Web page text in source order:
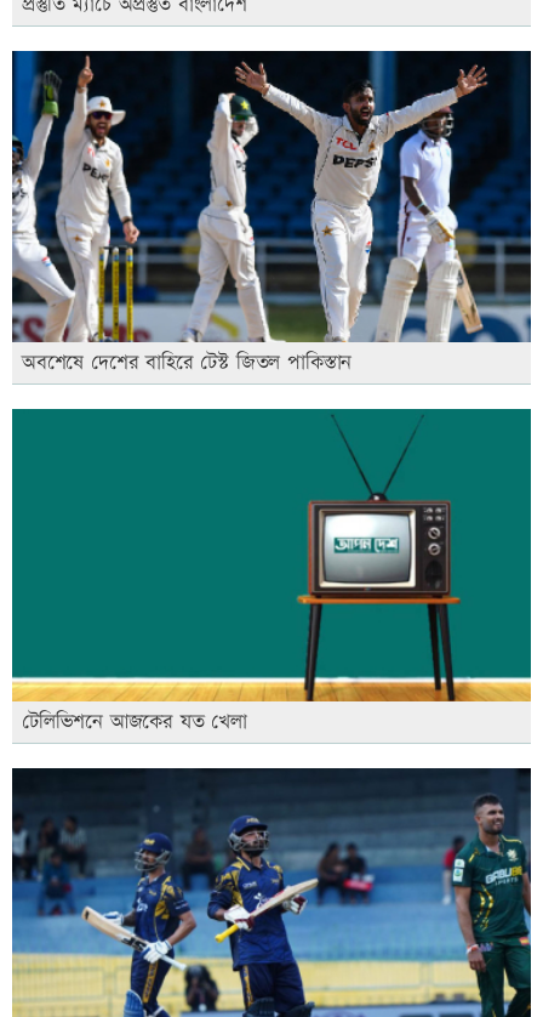
অবশেষে দেশের বাহিরে টেস্ট জিতল পাকিস্তান
টেলিভিশনে আজকের যত খেলা